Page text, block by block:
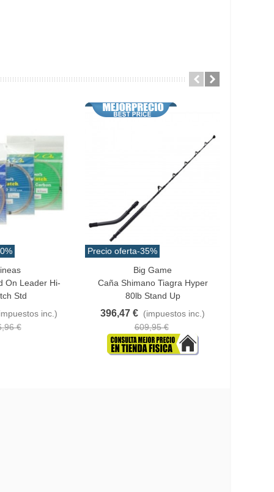
On Leader Hi-
Std
inc.)
€
Precio oferta-35%
FavoritoBig Game
Caña Shimano Tiagra Hyper
80lb Stand Up
396,47 € (impuestos inc.)
609,95 €